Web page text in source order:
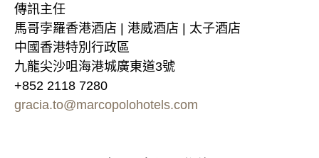
傳訊主任
馬哥孛羅香港酒店 | 港威酒店 | 太子酒店
中國香港特別行政區
九龍尖沙咀海港城廣東道3號
+852 2118 7280
gracia.to@marcopolohotels.com